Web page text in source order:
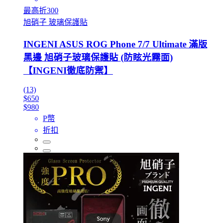
最高折300
旭硝子 玻璃保護貼
INGENI ASUS ROG Phone 7/7 Ultimate 滿版
黑邊 旭硝子玻璃保護貼 (防眩光霧面)
【INGENI徹底防禦】
(13)
$650
$980
P幣
折扣